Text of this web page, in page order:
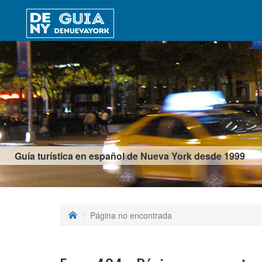
Guía turística en español de Nueva York desde 1999
Página no encontrada